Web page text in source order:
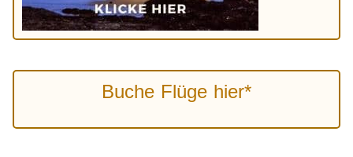
Buche Flüge hier*